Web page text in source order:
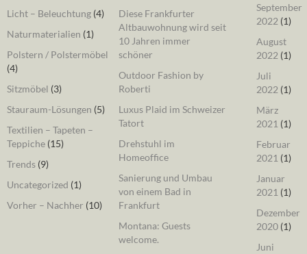
Licht – Beleuchtung (4)
Naturmaterialien (1)
Polstern / Polstermöbel
(4)
Sitzmöbel (3)
Stauraum-Lösungen (5)
Textilien – Tapeten –
Teppiche (15)
Trends (9)
Uncategorized (1)
Vorher – Nachher (10)
Diese Frankfurter
Altbauwohnung wird seit
10 Jahren immer
schöner
Outdoor Fashion by
Roberti
Luxus Plaid im Schweizer
Tatort
Drehstuhl im
Homeoffice
Sanierung und Umbau
von einem Bad in
Frankfurt
Montana: Guests
welcome.
September
2022(1)
August
2022(1)
Juli
2022(1)
März
2021(1)
Februar
2021(1)
Januar
2021(1)
Dezember
2020(1)
Juni